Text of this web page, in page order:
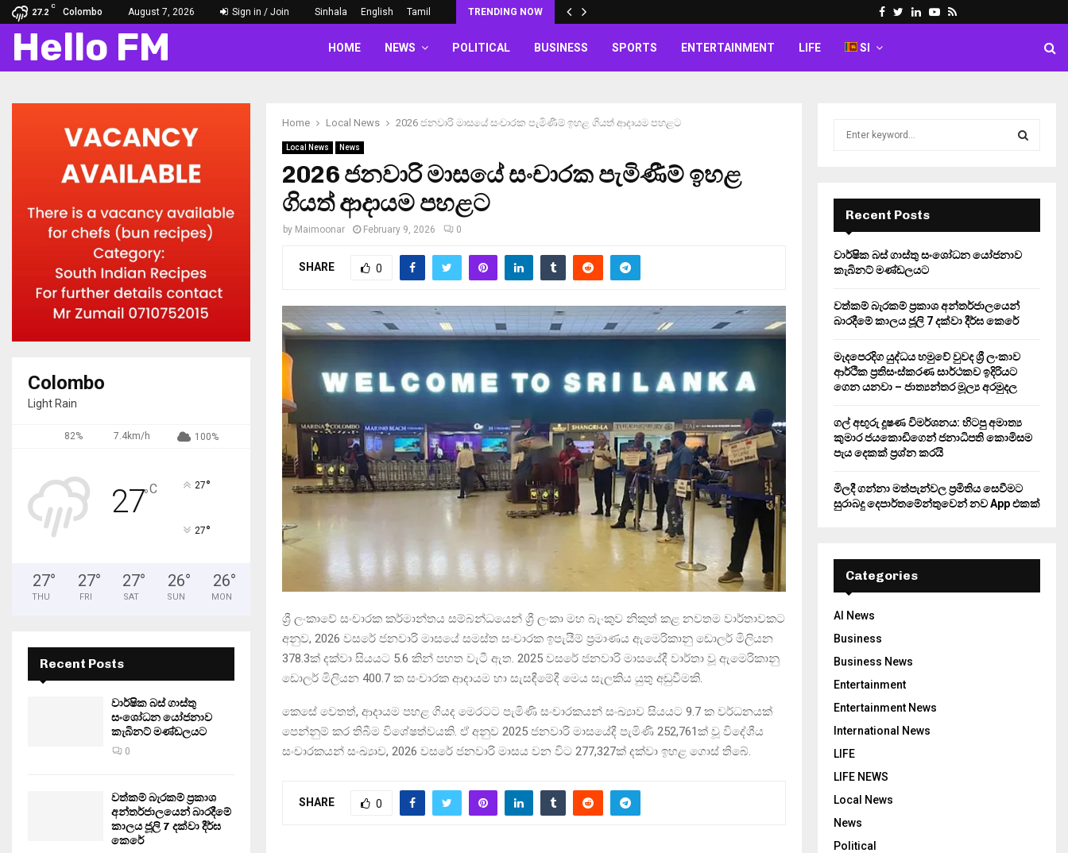
27.2
C
Colombo August 7, 2026 Sign in / Join Sinhala English Tamil TRENDING NOW Facebook
Twitter
LinkedinYoutube
Rss
Hello FM HOME NEWS POLITICAL BUSINESS SPORTS ENTERTAINMENT LIFE SI
Home Local News 2026 ජනවාරි මාසයේ සංචාරක පැමිණීම් ඉහළ ගියත් ආදායම පහළට
Local News News
2026 ජනවාරි මාසයේ සංචාරක පැමිණීම් ඉහළ
ගියත් ආදායම පහළට
by Maimoonar February 9, 2026 0
SHARE 0
ශ්‍රී ලංකාවේ සංචාරක කර්මාන්තය සම්බන්ධයෙන් ශ්‍රී ලංකා මහ බැංකුව නිකුත් කළ නවතම වාර්තාවකට
අනුව, 2026 වසරේ ජනවාරි මාසයේ සමස්ත සංචාරක ඉපැයීම් ප්‍රමාණය ඇමෙරිකානු ඩොලර් මිලියන
378.3ක් දක්වා සියයට 5.6 කින් පහත වැටී ඇත. 2025 වසරේ ජනවාරි මාසයේදී වාර්තා වූ ඇමෙරිකානු
ඩොලර් මිලියන 400.7 ක සංචාරක ආදායම හා සැසඳීමේදී මෙය සැලකිය යුතු අඩුවීමකි.
කෙසේ වෙතත්, ආදායම පහළ ගියද මෙරටට පැමිණි සංචාරකයන් සංඛ්‍යාව සියයට 9.7 ක වර්ධනයක්
පෙන්නුම් කර තිබීම විශේෂත්වයකි. ඒ අනුව 2025 ජනවාරි මාසයේදී පැමිණි 252,761ක් වූ විදේශීය
සංචාරකයන් සංඛ්‍යාව, 2026 වසරේ ජනවාරි මාසය වන විට 277,327ක් දක්වා ඉහළ ගොස් තිබේ.
SHARE 0
Colombo
Light Rain
82% 7.4km/h 100%
27°C 27°
27°
27°
THU
27°
FRI
27°
SAT
26°
SUN
26°
MON
Recent Posts
වාර්ෂික බස් ගාස්තු
සංශෝධන යෝජනාව
කැබිනට් මණ්ඩලයට
0
වත්කම් බැරකම් ප්‍රකාශ
අන්තර්ජාලයෙන් බාරදීමේ
කාලය ජූලි 7 දක්වා දීර්ඝ
කෙරේ
r
:
E
A
R
H
Recent Posts
වාර්ෂික බස් ගාස්තු සංශෝධන යෝජනාව
කැබිනට් මණ්ඩලයට
වත්කම් බැරකම් ප්‍රකාශ අන්තර්ජාලයෙන්
බාරදීමේ කාලය ජූලි 7 දක්වා දීර්ඝ කෙරේ
මැදපෙරදිග යුද්ධය හමුවේ වුවද ශ්‍රී ලංකාව
ආර්ථික ප්‍රතිසංස්කරණ සාර්ථකව ඉදිරියට
ගෙන යනවා – ජාත්‍යන්තර මූල්‍ය අරමුදල
ගල් අඟුරු දූෂණ විමර්ශනය: හිටපු අමාත්‍ය
කුමාර ජයකොඩිගෙන් ජනාධිපති කොමිසම
පැය දෙකක් ප්‍රශ්න කරයි
මිලදී ගන්නා මත්පැන්වල ප්‍රමිතිය සෙවීමට
සුරාබදු දෙපාර්තමේන්තුවෙන් නව App එකක්
Categories
AI News
Business
Business News
Entertainment
Entertainment News
International News
LIFE
LIFE NEWS
Local News
News
Political